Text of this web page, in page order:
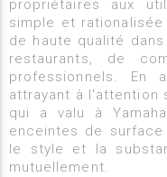
propriétaires aux
simple et
de haute qualité
restaurants, de
professionnels. En
attrayant à l'attention
qui a valu à
enceintes de surface
le style et la
mutuellement.